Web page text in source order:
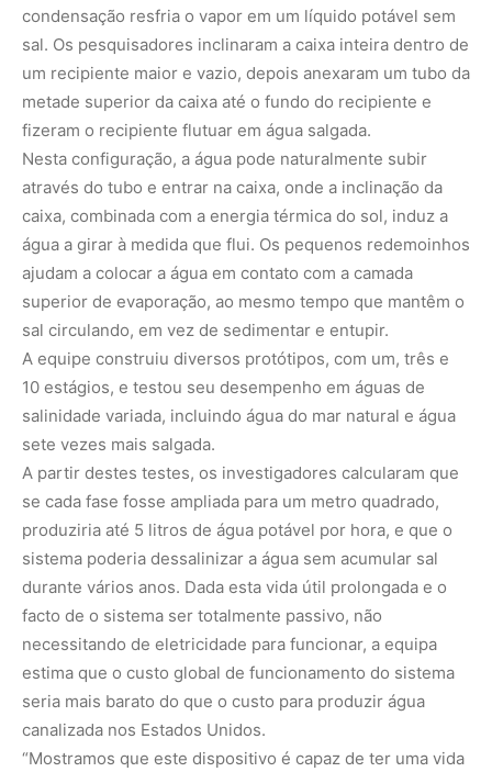
condensação resfria o vapor em um líquido potável sem
sal. Os pesquisadores inclinaram a caixa inteira dentro de
um recipiente maior e vazio, depois anexaram um tubo da
metade superior da caixa até o fundo do recipiente e
fizeram o recipiente flutuar em água salgada.
Nesta configuração, a água pode naturalmente subir
através do tubo e entrar na caixa, onde a inclinação da
caixa, combinada com a energia térmica do sol, induz a
água a girar à medida que flui. Os pequenos redemoinhos
ajudam a colocar a água em contato com a camada
superior de evaporação, ao mesmo tempo que mantêm o
sal circulando, em vez de sedimentar e entupir.
A equipe construiu diversos protótipos, com um, três e
10 estágios, e testou seu desempenho em águas de
salinidade variada, incluindo água do mar natural e água
sete vezes mais salgada.
A partir destes testes, os investigadores calcularam que
se cada fase fosse ampliada para um metro quadrado,
produziria até 5 litros de água potável por hora, e que o
sistema poderia dessalinizar a água sem acumular sal
durante vários anos. Dada esta vida útil prolongada e o
facto de o sistema ser totalmente passivo, não
necessitando de eletricidade para funcionar, a equipa
estima que o custo global de funcionamento do sistema
seria mais barato do que o custo para produzir água
canalizada nos Estados Unidos.
“Mostramos que este dispositivo é capaz de ter uma vida